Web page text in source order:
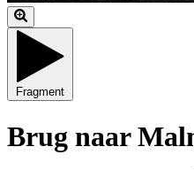
Fragment
Brug naar